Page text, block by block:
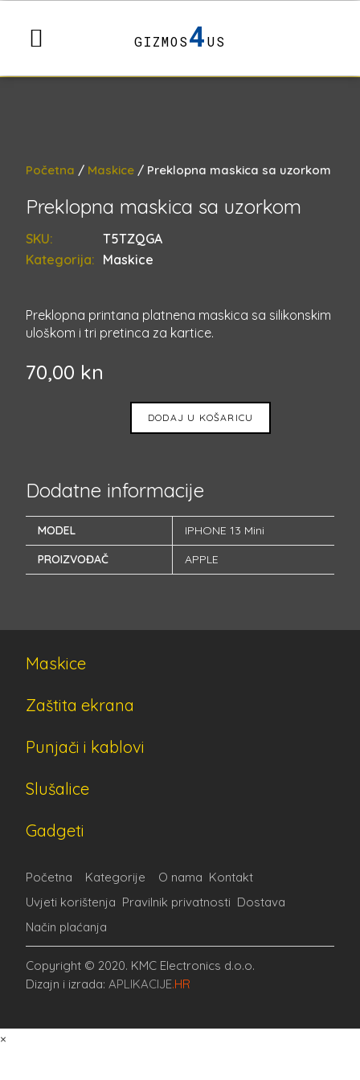
GIZMOS4US
Početna / Maskice / Preklopna maskica sa uzorkom
Preklopna maskica sa uzorkom
SKU:
T5TZQGA
Kategorija: Maskice
Preklopna printana platnena maskica sa silikonskim
uloškom i tri pretinca za kartice.
70,00 kn
DODAJ U KOŠARICU
Dodatne informacije
MODEL
IPHONE 13 Mini
PROIZVOĐAČ
APPLE
Maskice
Zaštita ekrana
Punjači i kablovi
Slušalice
Gadgeti
Početna Kategorije O nama Kontakt
Uvjeti korištenja Pravilnik privatnosti Dostava
Način plaćanja
Copyright © 2020. KMC Electronics d.o.o.
Dizajn i izrada: APLIKACIJE.HR
×